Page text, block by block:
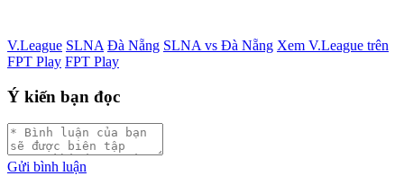
V.League SLNA Đà Nẵng SLNA vs Đà Nẵng Xem V.League trên
FPT Play FPT Play
Ý kiến bạn đọc
Gửi bình luận